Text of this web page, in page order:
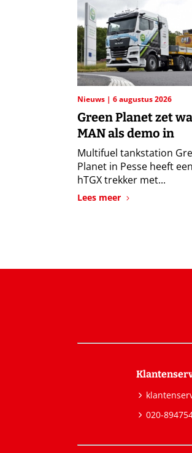
Nieuws 6 augustus 2026
Green Planet zet
MAN als demo in
Multifuel tankstation
Planet in Pesse heeft
hTGX trekker met...
Lees meer
020-